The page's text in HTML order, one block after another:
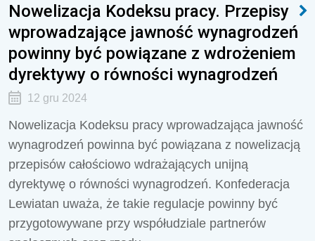
Nowelizacja Kodeksu pracy. Przepisy
wprowadzające jawność wynagrodzeń
powinny być powiązane z wdrożeniem
dyrektywy o równości wynagrodzeń
12 gru 2024
Nowelizacja Kodeksu pracy wprowadzająca jawność
wynagrodzeń powinna być powiązana z nowelizacją
przepisów całościowo wdrażających unijną
dyrektywę o równości wynagrodzeń. Konfederacja
Lewiatan uważa, że takie regulacje powinny być
przygotowywane przy współudziale partnerów